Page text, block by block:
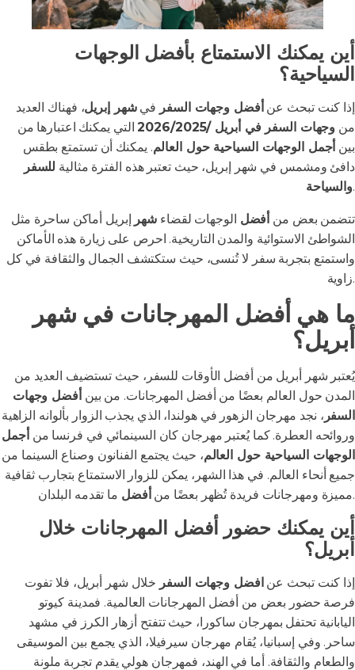
أين يمكنك الاستمتاع بأفضل الوجهات
السياحية؟
إذا كنت تبحث عن أفضل وجهات السفر فيشهر إبريل، فهناك العديد
من وجهات السفر في أبريل /2026/2025
التي يمكنك اعتبارها من
بين أجمل الوجهات السياحية حول العالم. يمكنك أن تستمتع بطقس
دافئ ومشمس في شهر إبريل، حيث تعتبر هذه الفترة مثالية للسفر
والسياحة.
تتضمن بعض من أفضل الوجهات لقضاء شهر إبريل أماكن ساحرة مثل
الشواطئ الاستوائية والمدن التاريخية. احرص على زيارة هذه الأماكن
واستمتع بتجربة سفر لا تُنسى، حيث ستكتشف الجمال والثقافة في كل
زاوية.
ما هي أفضل المهرجانات في شهر
أبريل؟
يُعتبر شهر أبريل من أفضل الأوقات للسفر، حيث تستضيف العديد من
المدن حول العالم بعضًا من أفضل المهرجانات. من بين أفضل وجهات
السفر ، نجد مهرجان الزهور في هولندا، الذي يجذب الزوار بألوانه الزاهية
وروائحه العطرة. كما يُعتبر مهرجان كان السينمائي في فرنسا من أجمل
الوجهات السياحية حول العالم، حيث يجتمع الفنانون وصناع السينما من
جميع أنحاء العالم. في هذا الشهر، يمكن للزوار الاستمتاع بتجارب ثقافية
مميزة ومهرجانات فريدة تُظهر بعضًا من أفضل ما تقدمه البلدان.
أين يمكنك حضور أفضل المهرجانات خلال
أبريل؟
إذا كنت تبحث عن افضل وجهات السفر خلال شهر أبريل، فلا تفوت
فرصة حضور بعض من أفضل المهرجانات العالمية. فمدينة كيوتو
اليابانية تحتفل بمهرجان ساكورا، حيث تتفتح أزهار الكرز في مشهد
ساحر. وفي إسبانيا، يُقام مهرجان سيرفيلا، الذي يجمع بين الموسيقى
والطعام والثقافة. أما في الهند، فمهرجان هولي يقدم تجربة ملونة